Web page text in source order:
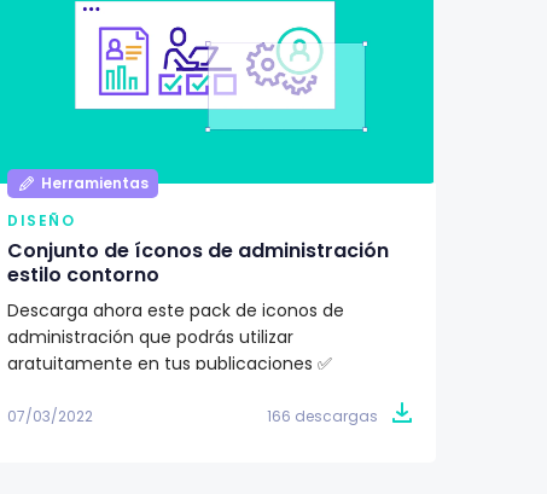
Herramientas
DISEÑO
Conjunto de íconos de administración
estilo contorno
Descarga ahora este pack de iconos de
administración que podrás utilizar
gratuitamente en tus publicaciones ✅
07/03/2022 166 descargas